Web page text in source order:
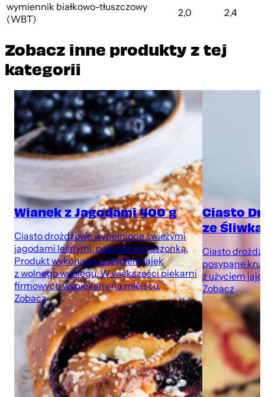
wymiennik białkowo-tłuszczowy
(WBT)
2,0 2,4
Zobacz inne produkty z tej
kategorii
Wianek z Jagodami 400 g
Ciasto drożdżowe wypełnione świeżymi
jagodami leśnymi, posypane kruszonką.
Produkt wykonano z użyciem jajek
z wolnego wybiegu. W większości piekarni
firmowych wypiekany na miejscu.
Zobacz
Ciasto
ze
Ciasto
posypane
z użyciem
Zobacz